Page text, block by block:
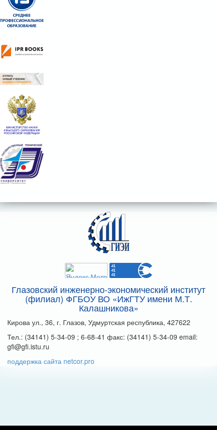
Глазовский инженерно-экономический институт
(филиал) ФГБОУ ВО «ИжГТУ имени М.Т.
Калашникова»
Кирова ул., 36, г. Глазов, Удмуртская республика, 427622
Тел.: (34141) 5-34-09 ; 6-68-41 факс: (34141) 5-34-09 email:
gfi@gfi.istu.ru
поддержка сайта netcor.pro